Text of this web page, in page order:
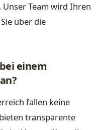
Team wird Ihren
über die
einem
fallen keine
transparente